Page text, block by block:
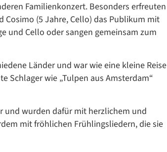
Familienkonzert. Besonders erfreuten
Cosimo (5 Jahre, Cello) das Publikum mit
und Cello oder sangen gemeinsam zum
Länder und war wie eine kleine Reise
Schlager wie „Tulpen aus Amsterdam“
und wurden dafür mit herzlichem und
mit fröhlichen Frühlingsliedern, die sie